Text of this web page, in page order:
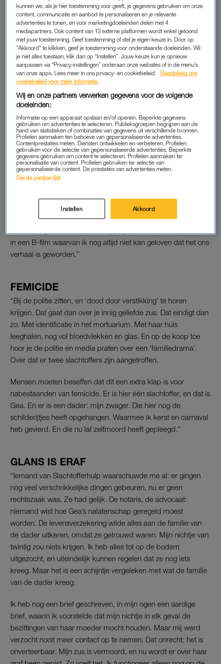
en werd hij weer boos.
Kort ervoor had Gea nog twee weken bij me gelogeerd. Ik wist
al een tijdje van de ruzies. Van het grove, verbale geweld van
zijn kant. Maar nu had ze ook een nacht met hem achter de
rug waarin hij haar aanviel en zichzelf van kant dreigde te
maken. Dus kwam ze naar mij, samen met haar dochter. Even
op adem komen.”
NOG EEN KANS
Gek genoeg waren het heerlijke weken. Mijn zus was vrolijk en
verzorgend, als altijd. Ze besloot uiteindelijk dat ze hem nog
een kans wilde geven, mits hij in therapie ging. ‘Doe maar’, zei
ik. ‘Ik denk dat je nog wat uit te zoeken hebt met hem.’ Die
woorden vreten nog elke dag aan mijn ziel.
De volgende dag ben ik gewoon gaan werken. Mijn telefoon
was ik vergeten. En toen, ineens, stond mijn zoon voor me.
in een B-film waarvan ik nog altijd niet kan geloven dat het ons
verhaal is geworden.”
FEMICIDE
“Bij de politie zitten, en ‘dood door verstikking’ te horen
krijgen. Dat gaat dan over je innig geliefde zus. Dat eindigt dan
zo. Met identificatie in het mortuarium. Met haar huis
leeghalen, nog vol bloedvlekken en glas. En op de koop toe
hoor je de politie en media praten over een ‘familiedrama’.
Over dat er twee slachtoffers zijn aangetroffen.
Mensen moeten beseffen dat dit een extra klap is voor
nabestaanden van femicide. Er is hier één slachtoffer, en dat is
Gea. En er is een dader: mijn zwager. Die hier nog de
schilderijtjes heeft opgehangen. Waarmee ik kerst en carnaval
heb gevierd. En die nu laf zelfmoord heeft gepleegd.”
GLANS IS ERAF
“Iemand van Slachtofferhulp waarschuwde me al: er gingen
nog veel verschrikkelijke dingen gebeuren, nu er geen
rechtszaak was. Ze had gelijk. De notaris, de advocaat:
niemand wist hoe Gea’s nalatenschap geregeld moest
worden. De levensverzekering wilde alles aan de familie van
de dader uitkeren, omdat ze getrouwd waren. Mijn nichtje van
twintig zou niets krijgen. Ik heb alles tot op de bodem
uitgezocht, en uiteindelijk kunnen regelen dat ze nog iets
kreeg. Maar het is een schijntje vergeleken met wat de familie
van de dader kreeg.
Ik heb nog een brief geschreven, in mijn ogen een aardige
brief, waarin ik voorstelde dat mijn nichtje in elk geval de
bezittingen van haar moeder mocht houden. Maar mij werd
verzocht nooit meer contact op te nemen. Dat onrecht: het is
onverteerbaar. Mijn zus is vermoord, en nu wordt er over haar
kunnen we, als je hier toestemming voor geeft, je gegevens gebruiken om onze
content, communicatie en aanbod te personaliseren en je relevante
advertenties te tonen, en voor marketingdoeleinden delen met 4
mediapartners. Ook content van 13 externe platformen wordt enkel getoond
met jouw toestemming. Geef toestemming of stel je eigen keuze in. Door op
"Akkoord" te klikken, geef je toestemming voor onderstaande doeleinden. Wil
je niet alles toestaan, klik dan op “Instellen”. Jouw keuze kun je opnieuw
aanpassen via “Privacy-instellingen” onderaan onze websites of in de menu’s
van onze apps. Lees meer in ons privacy- en cookiebeleid.
Raadpleeg ons
cookiebeleid voor meer informatie.
Wij en onze partners verwerken gegevens voor de volgende
doeleinden:
Informatie op een apparaat opslaan en/of openen. Beperkte gegevens
gebruiken om advertenties te selecteren. Publieksgroepen begrijpen aan de
hand van statistieken of combinaties van gegevens uit verschillende bronnen.
Profielen aanmaken ten behoeve van gepersonaliseerde advertenties.
Contentprestaties meten. Diensten ontwikkelen en verbeteren. Profielen
gebruiken voor de selectie van gepersonaliseerde advertenties. Beperkte
gegevens gebruiken om content te selecteren. Profielen aanmaken ter
personalisatie van content. Profielen gebruiken ter selectie van
gepersonaliseerde content. De prestaties van advertenties meten.
Derde partijen lijst
Instellen Akkoord